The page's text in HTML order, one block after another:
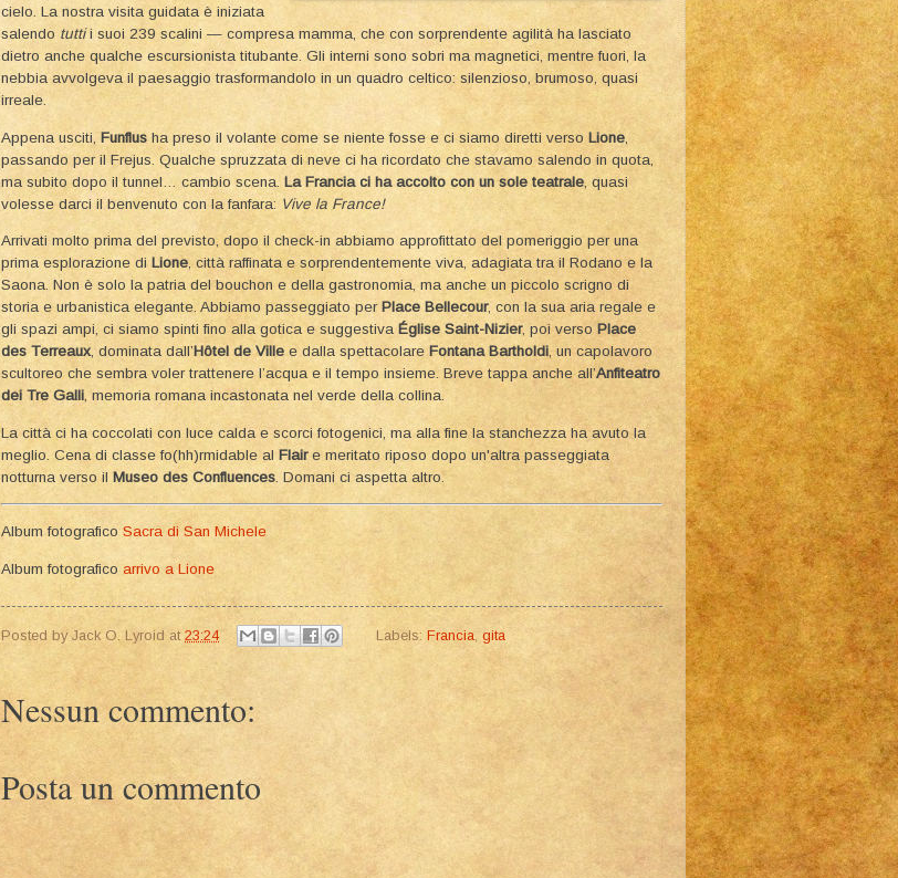
cielo. La nostra visita guidata è iniziata
salendo tuttii suoi 239 scalini — compresa mamma, che con sorprendente agilità ha lasciato
dietro anche qualche escursionista titubante. Gli interni sono sobri ma magnetici, mentre fuori, la
nebbia avvolgeva il paesaggio trasformandolo in un quadro celtico: silenzioso, brumoso, quasi
irreale.
Appena usciti, Funflus ha preso il volante come se niente fosse e ci siamo diretti verso Lione
passando per il Frejus. Qualche spruzzata di neve ci ha ricordato che stavamo salendo in quota,
ma subito dopo il tunnel… cambio scena. La Francia ci ha accolto con un sole teatrale , quasi
volesse darci il benvenuto con la fanfara: Vive la France!
Arrivati molto prima del previsto, dopo il check-in abbiamo approfittato del pomeriggio per una
prima esplorazione di Lione, città raffinata e sorprendentemente viva, adagiata tra il Rodano e la
Saona. Non è solo la patria del bouchon e della gastronomia, ma anche un piccolo scrigno di
storia e urbanistica elegante. Abbiamo passeggiato per Place Bellecour, con la sua aria regale e
gli spazi ampi, ci siamo spinti fino alla gotica e suggestiva Église Saint-Nizier, poi verso Place
des Terreaux, dominata dall’Hôtel de Ville e dalla spettacolare Fontana Bartholdi, un capolavoro
scultoreo che sembra voler trattenere l’acqua e il tempo insieme. Breve tappa anche all’Anfiteatro
dei Tre Galli, memoria romana incastonata nel verde della collina.
La città ci ha coccolati con luce calda e scorci fotogenici, ma alla fine la stanchezza ha avuto la
meglio. Cena di classe fo(hh)rmidable al Flaire meritato riposo dopo un'altra passeggiata
notturna verso ilMuseo des Confluences . Domani ci aspetta altro.
Album fotografico Sacra di San Michele
Album fotografico arrivo a Lione
Posted by Jack O. Lyroid at 23:24 Labels: Francia gita
Nessun commento:
Posta un commento